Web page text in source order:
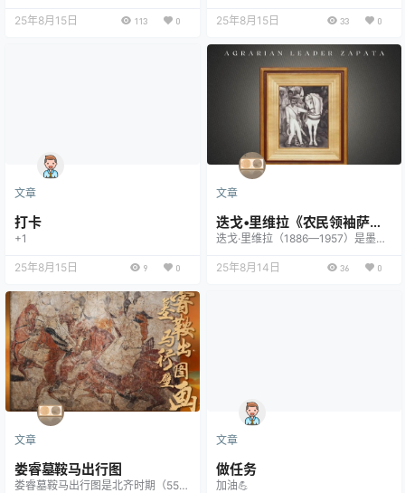
作之一，约书于元祐年间（1086—1
25年8月15日 113 0 25年8月15日 33 0
文章
打卡
+1
25年8月15日 9 0
文章
迭戈•里维拉《农民领袖萨帕
塔》
迭戈·里维拉（1886—1957）是墨西
以社会批判和革命主题闻名。1931
25年8月14日 36 0
文章
娄睿墓鞍马出行图
娄睿墓鞍马出行图是北齐时期（550
文章
做任务
加油💪